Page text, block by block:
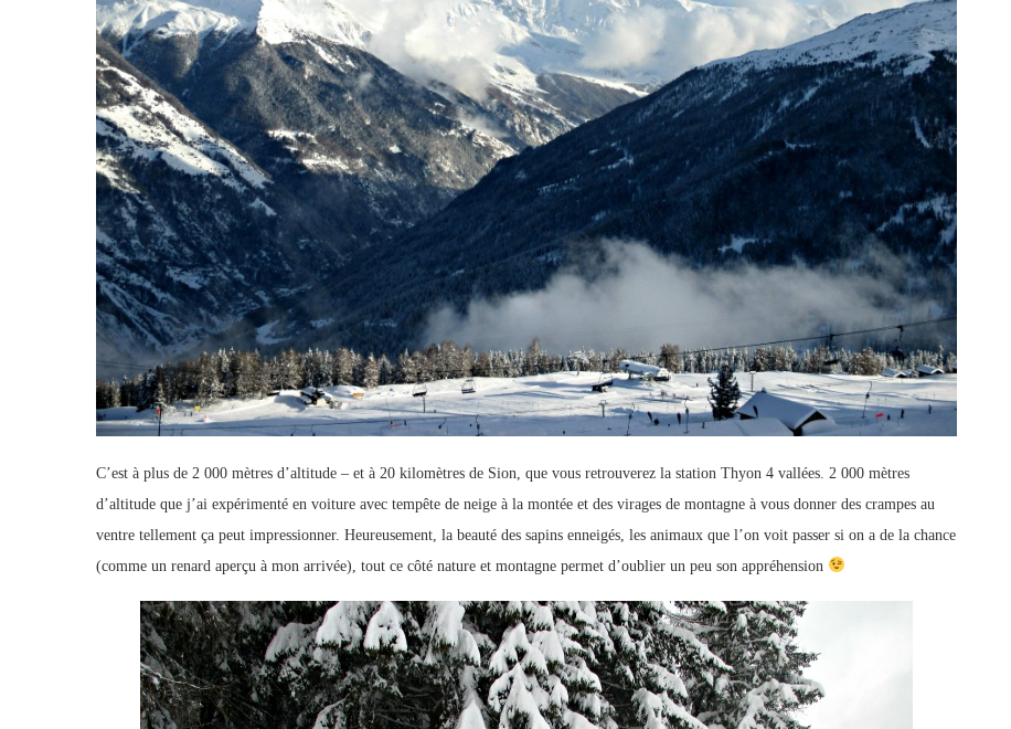
C’est à plus de 2 000 mètres d’altitude – et à 20 kilomètres de Sion, que vous retrouverez la station Thyon 4 vallées. 2 000 mètres
d’altitude que j’ai expérimenté en voiture avec tempête de neige à la montée et des virages de montagne à vous donner des crampes au
ventre tellement ça peut impressionner. Heureusement, la beauté des sapins enneigés, les animaux que l’on voit passer si on a de la chance
(comme un renard aperçu à mon arrivée), tout ce côté nature et montagne permet d’oublier un peu son appréhension